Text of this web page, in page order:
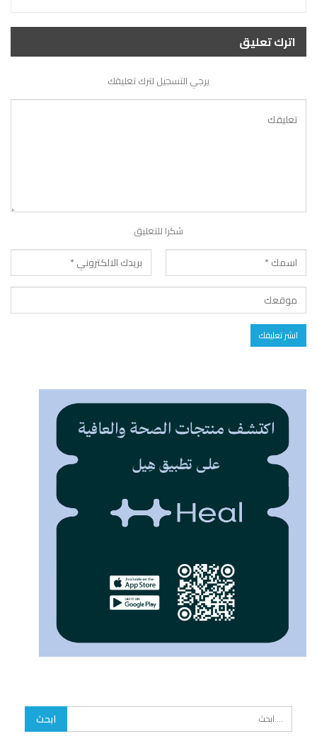
اترك تعليق
يرجي التسجيل لترك تعليقك
شكرا للتعليق